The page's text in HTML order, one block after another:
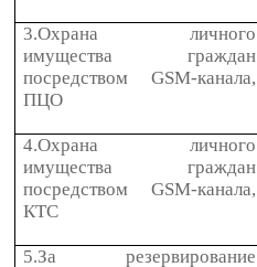
3.Охрана личного
имущества граждан
посредством GSM-канала,
ПЦО
4.Охрана личного
имущества граждан
посредством GSM-канала,
КТС
5.За резервирование